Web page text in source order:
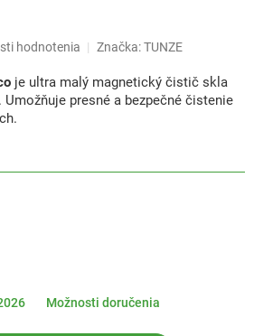
hodnotenia Značka:TUNZE
je ultra malý magnetický čistič skla
presné a bezpečné čistenie
Možnosti doručenia